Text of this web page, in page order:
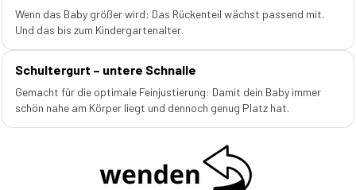
Wenn das Baby größer wird: Das Rückenteil wächst passend mit.
Und das bis zum Kindergartenalter.
Schultergurt – untere Schnalle
Gemacht für die optimale Feinjustierung: Damit dein Baby immer
schön nahe am Körper liegt und dennoch genug Platz hat.